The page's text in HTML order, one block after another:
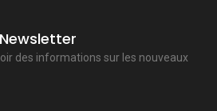
des informations sur les nouveaux